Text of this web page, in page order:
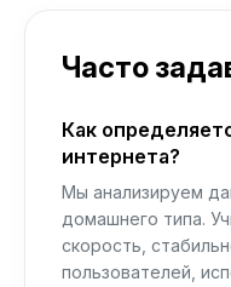
Часто
Как
интернета?
Мы анализируем
домашнего типа.
скорость,
пользователей,